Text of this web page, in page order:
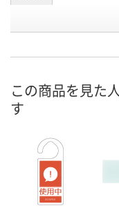
お申込番
在庫 9点
カ
この商品を見た
す